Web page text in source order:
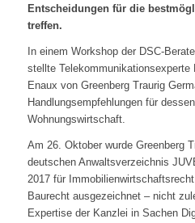
Entscheidungen für die
treffen.
In einem Workshop der DSC-
stellte Telekommunikationsexperte
Enaux von Greenberg Traurig
Handlungsempfehlungen für
Wohnungswirtschaft.
Am 26. Oktober wurde Greenberg
deutschen Anwaltsverzeichnis
2017 für
Baurecht ausgezeichnet – nicht
Expertise der Kanzlei in Sachen